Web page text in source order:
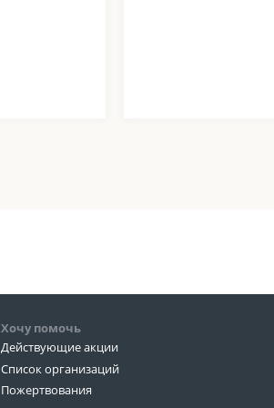
Хочу помочь
Действующие акции
Список организаций
Пожертвования